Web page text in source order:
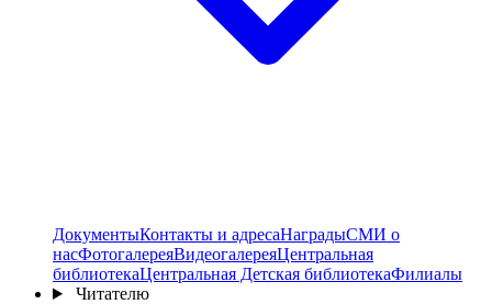
ДокументыКонтакты и адресаНаградыСМИ о
насФотогалереяВидеогалереяЦентральная
библиотекаЦентральная Детская библиотекаФилиалы
Читателю